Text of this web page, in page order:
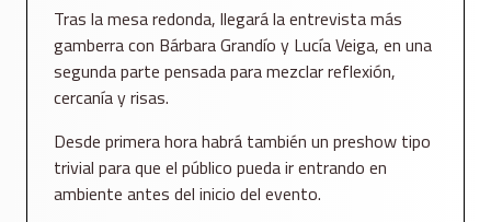
Tras la mesa redonda, llegará la entrevista más
gamberra con Bárbara Grandío y Lucía Veiga, en una
segunda parte pensada para mezclar reflexión,
cercanía y risas.
Desde primera hora habrá también un preshow tipo
trivial para que el público pueda ir entrando en
ambiente antes del inicio del evento.